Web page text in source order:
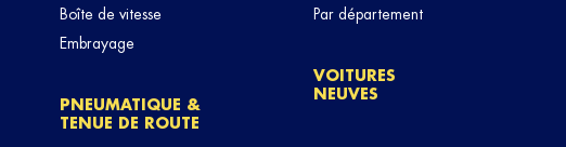
Boîte de vitesse
Embrayage
PNEUMATIQUE &
TENUE DE ROUTE
Par département
VOITURES
NEUVES